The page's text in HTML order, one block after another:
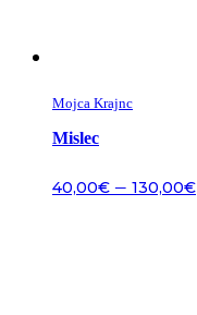
Mojca Krajnc
Mislec
40,00€ – 130,00€